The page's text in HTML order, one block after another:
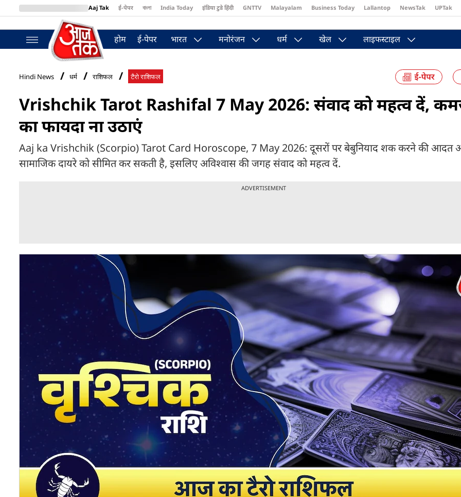
Aaj Tak ई-पेपर বাংলা India Today इंडिया टुडे हिंदी GNTTV Malayalam Business Today Lallantop NewsTak UPTak
BT Bazaar
होम ई-पेपर भारत मनोरंजन धर्म खेल लाइफस्टाइल
Hindi News धर्म राशिफल टैरो राशिफल
Vrishchik Tarot Rashifal 7 May 2026: संवाद को महत्व दें,
का फायदा ना उठाएं
Aaj ka Vrishchik (Scorpio) Tarot Card Horoscope, 7 May 2026: दूसरों पर बेबुनियाद शक करने की
सामाजिक दायरे को सीमित कर सकती है, इसलिए अविश्वास की जगह संवाद को महत्व दें.
ADVERTISEMENT